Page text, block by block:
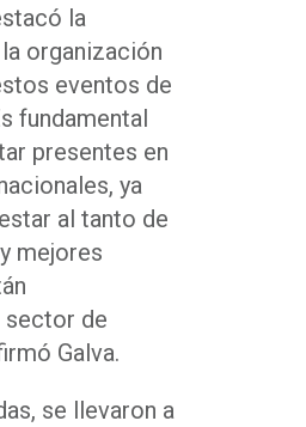
la
organización
eventos de
fundamental
presentes en
ya
al tanto de
mejores
sector de
Galva.
se llevaron a